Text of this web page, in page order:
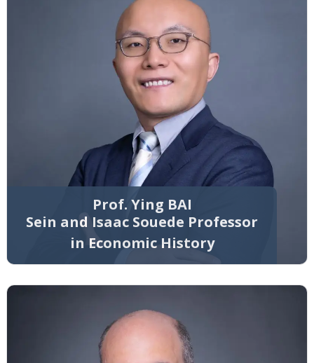
Prof. Ying BAI
Sein and Isaac Souede Professor
in Economic History